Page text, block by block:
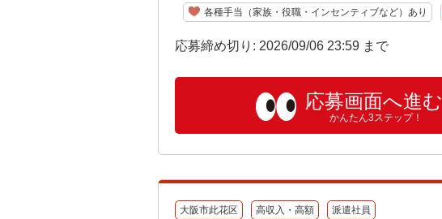
各種手当（家族・役職・インセンティブなど）あり
応募締め切り: 2026/09/06 23:59 まで
応募画面へ進む
かんたん3ステップ！
大阪市此花区 高収入・高額 派遣社員